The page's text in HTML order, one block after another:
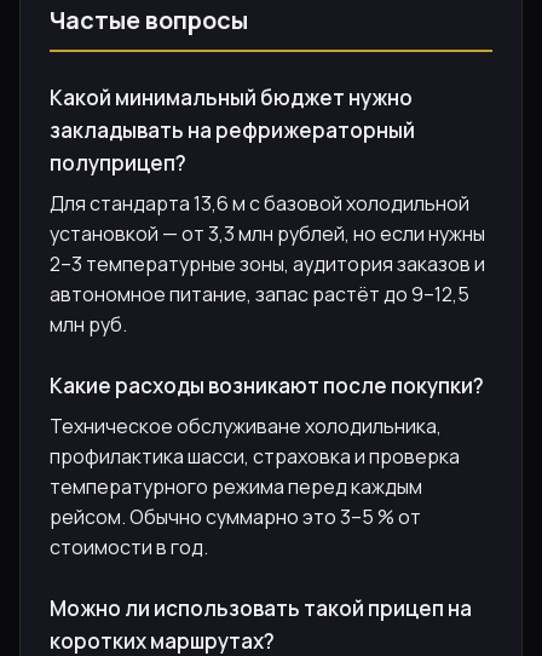
Частые вопросы
Какой минимальный бюджет нужно
закладывать на рефрижераторный
полуприцеп?
Для стандарта 13,6 м с базовой холодильной
установкой — от 3,3 млн рублей, но если нужны
2–3 температурные зоны, аудитория заказов и
автономное питание, запас растёт до 9–12,5
млн руб.
Какие расходы возникают после покупки?
Техническое обслуживане холодильника,
профилактика шасси, страховка и проверка
температурного режима перед каждым
рейсом. Обычно суммарно это 3–5 % от
стоимости в год.
Можно ли использовать такой прицеп на
коротких маршрутах?